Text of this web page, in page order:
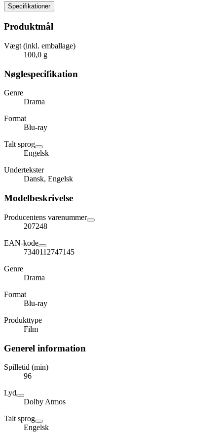
Specifikationer
Produktmål
Vægt (inkl. emballage)
100,0 g
Nøglespecifikation
Genre
Drama
Format
Blu-ray
Talt sprog
Engelsk
Undertekster
Dansk, Engelsk
Modelbeskrivelse
Producentens varenummer
207248
EAN-kode
7340112747145
Genre
Drama
Format
Blu-ray
Produkttype
Film
Generel information
Spilletid (min)
96
Lyd
Dolby Atmos
Talt sprog
Engelsk